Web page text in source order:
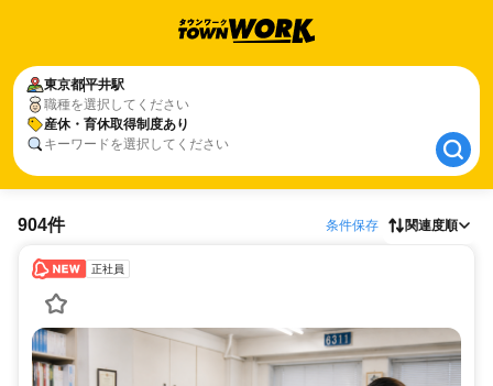
東京都平井駅
職種を選択してください
産休・育休取得制度あり
キーワードを選択してください
東京都平井駅
産休・育休取得制度あり
904件 条件保存 関連度順
正社員